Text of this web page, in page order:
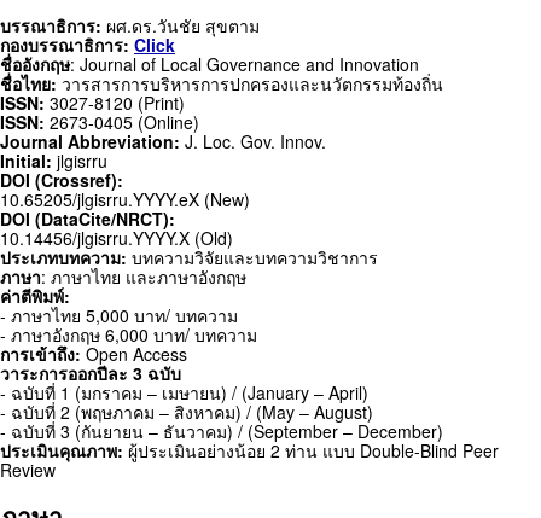
บรรณาธิการ: ผศ.ดร.วันชัย สุขตาม
กองบรรณาธิการ: Click
ชื่ออังกฤษ: Journal of Local Governance and Innovation
ชื่อไทย: วารสารการบริหารการปกครองและนวัตกรรมท้องถิ่น
ISSN: 3027-8120 (Print)
ISSN: 2673-0405 (Online)
Journal Abbreviation: J. Loc. Gov. Innov.
Initial: jlgisrru
DOI (Crossref):
10.65205/jlgisrru.YYYY.eX (New)
DOI (DataCite/NRCT):
10.14456/jlgisrru.YYYY.X (Old)
ประเภทบทความ: บทความวิจัยและบทความวิชาการ
ภาษา: ภาษาไทย และภาษาอังกฤษ
ค่าตีพิมพ์:
- ภาษาไทย 5,000 บาท/ บทความ
- ภาษาอังกฤษ 6,000 บาท/ บทความ
การเข้าถึง: Open Access
วาระการออกปีละ 3 ฉบับ
- ฉบับที่ 1 (มกราคม – เมษายน) / (January – April)
- ฉบับที่ 2 (พฤษภาคม – สิงหาคม) / (May – August)
- ฉบับที่ 3 (กันยายน – ธันวาคม) / (September – December)
ประเมินคุณภาพ: ผู้ประเมินอย่างน้อย 2 ท่าน แบบ Double-Blind Peer
Review